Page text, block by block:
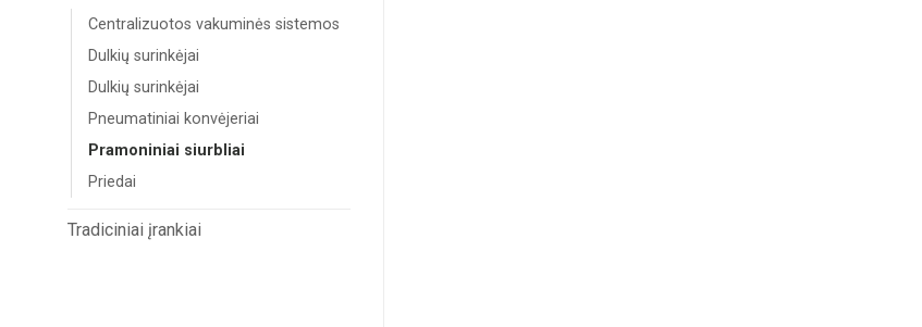
Centralizuotos vakuminės sistemos
Dulkių surinkėjai
Dulkių surinkėjai
Pneumatiniai konvėjeriai
Pramoniniai siurbliai
Priedai
Tradiciniai įrankiai